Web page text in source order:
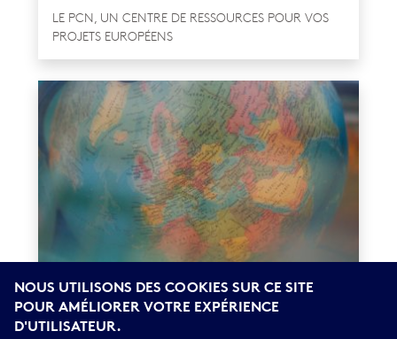
LE PCN, UN CENTRE DE RESSOURCES POUR VOS
PROJETS EUROPÉENS
UN SÉJOUR DE RECHERCHE EN FRANCE AVEC
ATLAS
NOUS UTILISONS DES COOKIES SUR CE SITE
POUR AMÉLIORER VOTRE EXPÉRIENCE
D'UTILISATEUR.